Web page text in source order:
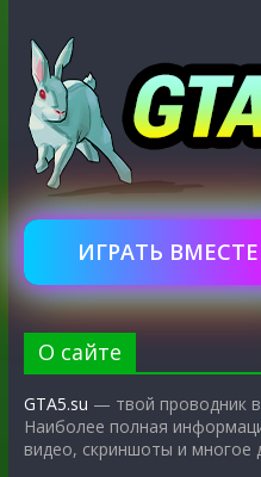
ИГРАТЬ ВМЕСТЕ
О сайте
GTA5.su — твой проводник
Наиболее полная
видео, скриншоты и многое